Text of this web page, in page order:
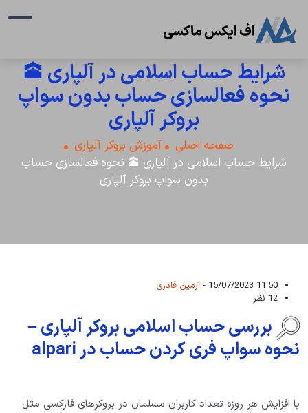
شرایط حساب اسلامی در آلپاری 🕋
نحوه فعالسازی حساب بدون سواپ
بروکر آلپاری
صفحه اصلی
آموزش بروکر آلپاری
شرایط حساب اسلامی در آلپاری 🕋 نحوه فعالسازی حساب
بدون سواپ بروکر آلپاری
11:50 15/07/2023 -
آرمین قادری
12 نظر
بررسی حساب اسلامی بروکر آلپاری –
نحوه سواپ فری کردن حساب در alpari
با افزایش هر روزه تعداد کاربران مسلمان در بروکرهای فارکسی مثل